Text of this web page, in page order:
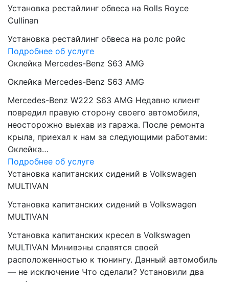
Установка рестайлинг обвеса на Rolls Royce
Cullinan
Установка рестайлинг обвеса на ролс ройс
Подробнее об услуге
Оклейка Mercedes-Benz S63 AMG
Оклейка Mercedes-Benz S63 AMG
Mercedes-Benz W222 S63 AMG Недавно клиент
повредил правую сторону своего автомобиля,
неосторожно выехав из гаража. После ремонта
крыла, приехал к нам за следующими работами:
Оклейка…
Подробнее об услуге
Установка капитанских сидений в Volkswagen
MULTIVAN
Установка капитанских сидений в Volkswagen
MULTIVAN
Установка капитанских кресел в Volkswagen
MULTIVAN Минивэны славятся своей
расположенностью к тюнингу. Данный автомобиль
— не исключение Что сделали? Установили два